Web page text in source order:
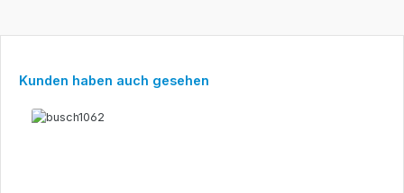
Produktgalerie überspringen
Kunden haben auch gesehen